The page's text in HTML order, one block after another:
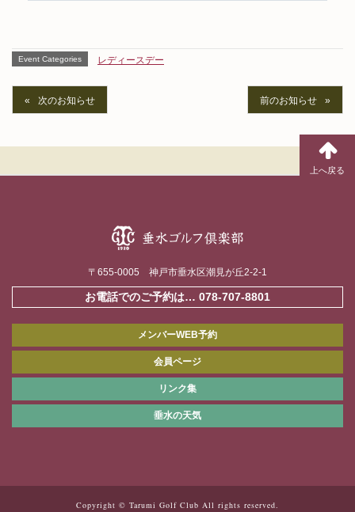
Event Categories レディースデー
次のお知らせ 前のお知らせ
〒655-0005 神戸市垂水区潮見が丘2-2-1
お電話でのご予約は… 078-707-8801
メンバーWEB予約
会員ページ
リンク集
垂水の天気
Copyright © Tarumi Golf Club All rights reserved.